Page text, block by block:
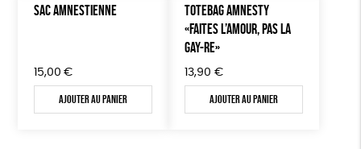
SAC AMNESTIENNE
15,00 €
Ajouter au panier
TOTEBAG AMNESTY
«FAITES L’AMOUR, PAS LA
GAY-RE»
13,90 €
Ajouter au panier